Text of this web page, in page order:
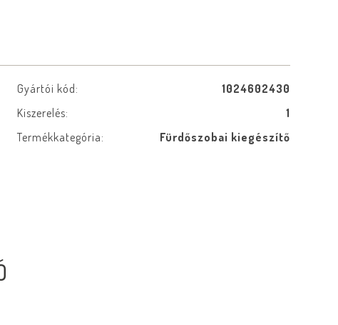
Gyártói kód:
1024602430
Kiszerelés:
1
Termékkategória:
Fürdőszobai kiegészítő